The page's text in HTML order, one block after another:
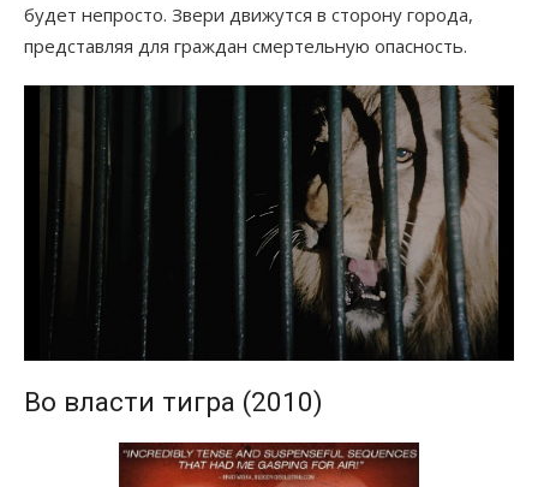
будет непросто. Звери движутся в сторону города,
представляя для граждан смертельную опасность.
Во власти тигра (2010)